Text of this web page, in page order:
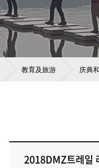
教育及旅游 庆典
2018DMZ트레일